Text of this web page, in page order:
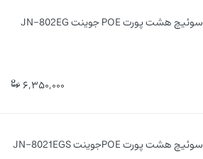
سوئیچ هشت پورت POE جوینت JN-802EG
6,350,000
سوئیچ هشت پورت POEجوینت JN-8021EGS